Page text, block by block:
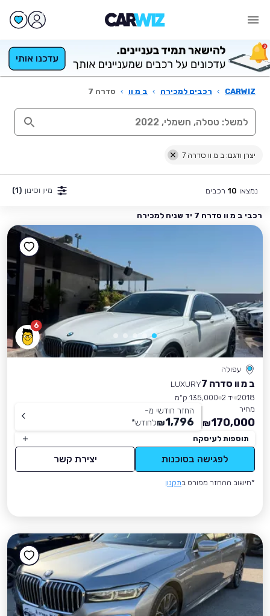
CARWIZ
› רכבים למכירה › ב מ וו › סדרה 7
יצרן ודגם: ב מ וו סדרה 7
נמצאו 10 רכבים מיון וסינון (1)
רכבי ב מ וו סדרה 7 יד שניה למכירה
6
עפולה
ב מ וו סדרה 7
LUXURY
2018 יד 2
135,000 ק״מ
מחיר
170,000
₪
החזר חודשי מ-
1,796
₪לחודש*
תוספות לעיסקה
לפגישה בסוכנות יצירת קשר
*חישוב ההחזר מפורט בתקנון